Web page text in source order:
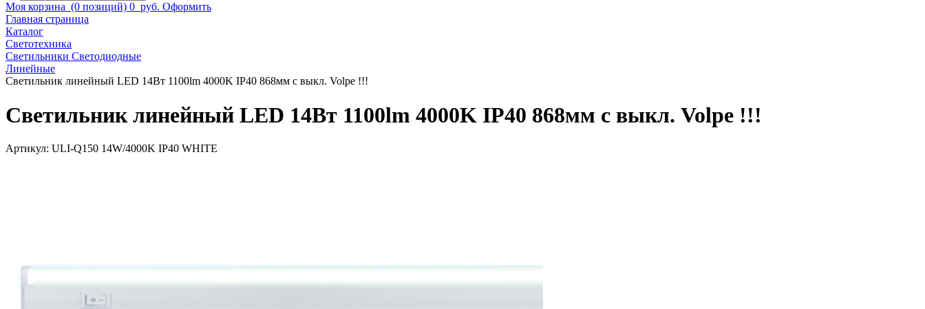
Моя корзина (0 позиций) 0 руб. Оформить
Главная страница
Каталог
Светотехника
Светильники Светодиодные
Линейные
Светильник линейный LED 14Вт 1100lm 4000K IP40 868мм c выкл. Volpe !!!
Светильник линейный LED 14Вт 1100lm 4000K IP40 868мм c выкл. Volpe !!!
Артикул: ULI-Q150 14W/4000K IP40 WHITE